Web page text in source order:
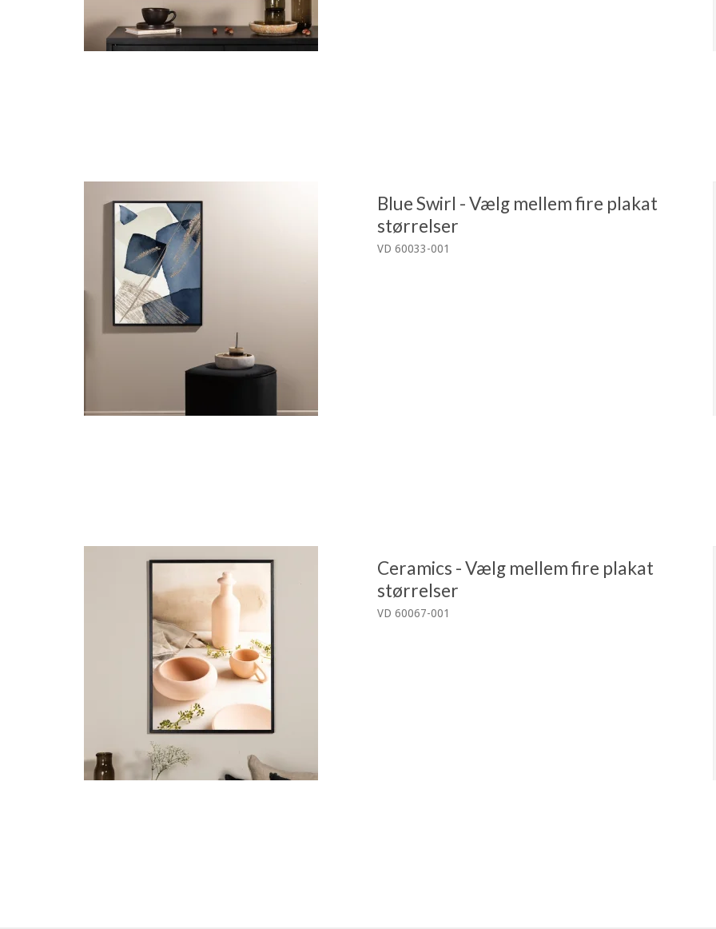
Blue Swirl - Vælg mellem fire plakat
størrelser
VD 60033-001
Ceramics - Vælg mellem fire plakat
størrelser
VD 60067-001